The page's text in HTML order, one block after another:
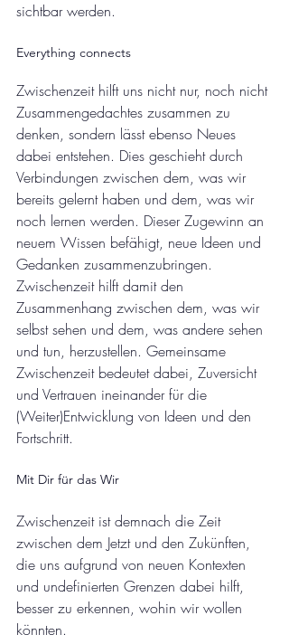
sichtbar werden.
Everything connects
Zwischenzeit hilft uns nicht nur, noch nicht
Zusammengedachtes zusammen zu
denken, sondern lässt ebenso Neues
dabei entstehen. Dies geschieht durch
Verbindungen zwischen dem, was wir
bereits gelernt haben und dem, was wir
noch lernen werden. Dieser Zugewinn an
neuem Wissen befähigt, neue Ideen und
Gedanken zusammenzubringen.
Zwischenzeit hilft damit den
Zusammenhang zwischen dem, was wir
selbst sehen und dem, was andere sehen
und tun, herzustellen. Gemeinsame
Zwischenzeit bedeutet dabei, Zuversicht
und Vertrauen ineinander für die
(Weiter)Entwicklung von Ideen und den
Fortschritt.
Mit Dir für das Wir
Zwischenzeit ist demnach die Zeit
zwischen dem Jetzt und den Zukünften,
die uns aufgrund von neuen Kontexten
und undefinierten Grenzen dabei hilft,
besser zu erkennen, wohin wir wollen
könnten.